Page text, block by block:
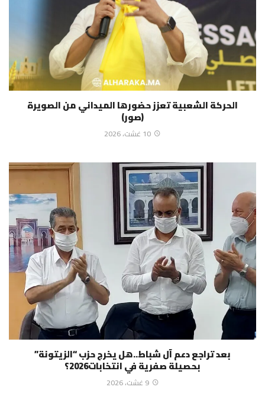
الحركة الشعبية تعزز حضورها الميداني من الصويرة
(صور)
10 غشت، 2026
بعد تراجع دعم آل شباط..هل يخرج حزب “الزيتونة”
بحصيلة صفرية في انتخابات2026؟
9 غشت، 2026